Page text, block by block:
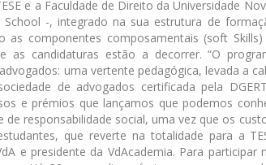
e a Faculdade de Direito da Universidade
School -, integrado na sua estrutura de
as componentes composamentais (soft
as candidaturas estão a decorrer. “O
uma vertente pedagógica, levada a
de advogados certificada pela
e prémios que lançamos que podemos
de responsabilidade social, uma vez que os
que reverte na totalidade para a
e presidente da VdAcademia. Para